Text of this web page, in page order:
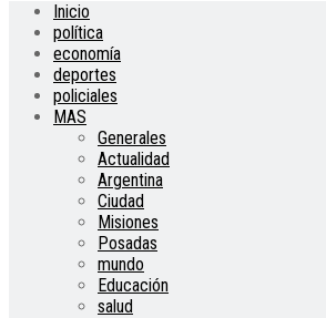
Inicio
política
economía
deportes
policiales
MAS
Generales
Actualidad
Argentina
Ciudad
Misiones
Posadas
mundo
Educación
salud